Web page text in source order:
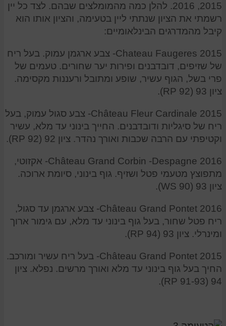
2015, 2016. להלן כמה מהמומלצים שבהם. לצד כל יין
רשמתי את הציון שנתתי ליין בטעימה, והציון אותו הוא
קיבל מהמדרגים הבינלאומיים:
Chateau Faugeres 2015- צבע ארגמן עמוק. בעל ריח
של שזיפים, דובדבנים ופירות יער שחורים. טעמים של
פרי בשל, הגוף עשיר, שופע ומתובל ורעננות מקסימה.
ציון 93 (RP 92).
Château Fleur Cardinale 2015- צבע סגול עמוק, בעל
ריח של סיגליות ודובדבנים. החייך בינוני עד מלא, עשיר
וקטיפתי עם הרבה שכבות ואורך נהדר. ציון 92 (RP 92).
Château Grand Corbin -Despagne 2016- אקזוטי,
מתפוצץ מטעמי פטל ושזיף. גוף בינוני, סיומת ארוכה.
ציון 93 (WS 90).
Château Grand Pontet 2016- צבע ארגמן עד סגול,
ריח פטל שחור, בעל גוף בינוני עד מלא, עם גימור ארוך
ומינרלי. ציון 93 (RP 94).
Château Grand Pontet 2015- בעל ריח עשיר ומורכב.
החיך בעל גוף בינוני עד מלא ואורך מרשים. נפלא. ציון
94 (RP 91-93).